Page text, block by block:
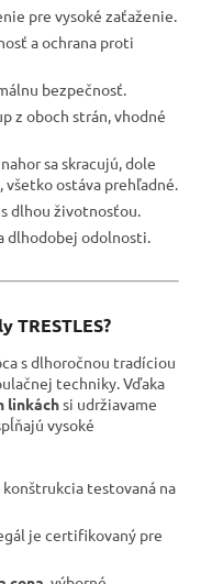
pre vysoké zaťaženie.
a ochrana proti
bezpečnosť.
z oboch strán, vhodné
nahor sa skracujú, dole
ostáva prehľadné.
dlhou životnosťou.
dlhodobej odolnosti.
TRESTLES?
s dlhoročnou tradíciou
techniky. Vďaka
linkáchsi udržiavame
vysoké
konštrukcia testovaná na
je certifikovaný pre